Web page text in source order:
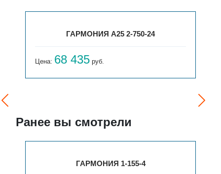
ГАРМОНИЯ А25 2-750-24
Цена: 68 435 руб.
Ранее вы смотрели
ГАРМОНИЯ 1-155-4